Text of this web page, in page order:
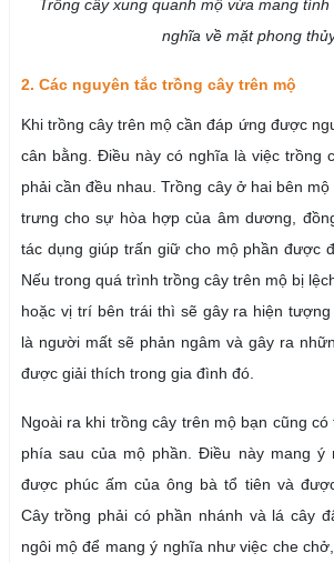
Trồng cây xung quanh mộ vừa mang
nghĩa về mặt phong
2. Các nguyên tắc trồng cây trên mộ
Khi trồng cây trên mộ cần đáp ứng được
cân bằng. Điều này có nghĩa là việc trồng
phải cần đều nhau. Trồng cây ở hai bên
trưng cho sự hòa hợp của âm dương,
tác dụng giúp trấn giữ cho mộ phần được
Nếu trong quá trình trồng cây trên mộ bị
hoặc vị trí bên trái thì sẽ gây ra hiện
là người mất sẽ phản ngâm và gây ra
được giải thích trong gia đình đó.
Ngoài ra khi trồng cây trên mộ bạn cũng
phía sau của mộ phần. Điều này mang ý
được phúc ấm của ông bà tổ tiên và
Cây trồng phải có phần nhánh và lá cây
ngôi mộ để mang ý nghĩa như việc che